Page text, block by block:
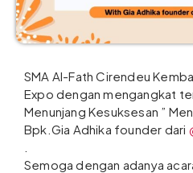
SMA Al-Fath Cirendeu
Expo dengan mengangkat
Menunjang Kesuksesan ”
Bpk.Gia Adhika founder dari
Semoga dengan adanya